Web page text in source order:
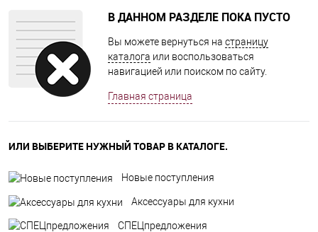
В ДАННОМ РАЗДЕЛЕ ПОКА ПУСТО
Вы можете вернуться на страницу
каталога или воспользоваться
навигацией или поиском по сайту.
Главная страница
ИЛИ ВЫБЕРИТЕ НУЖНЫЙ ТОВАР В КАТАЛОГЕ.
Новые поступления
Аксессуары для кухни
СПЕЦпредложения